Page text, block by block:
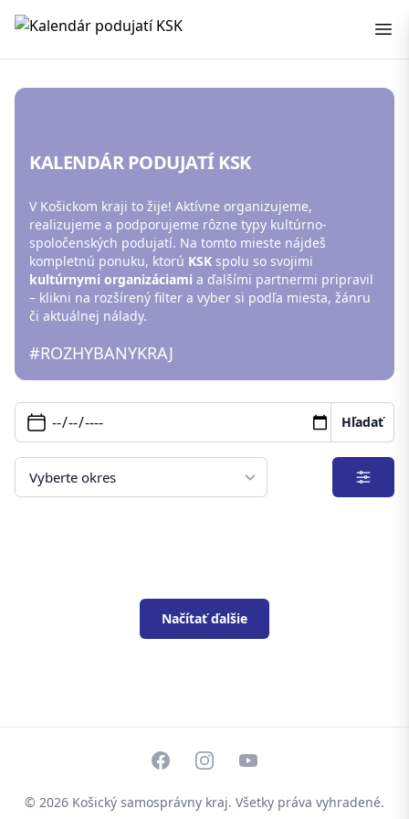
Kalendár podujatí KSK
KALENDÁR PODUJATÍ KSK
V Košickom kraji to žije! Aktívne organizujeme,
realizujeme a podporujeme rôzne typy kultúrno-
spoločenských podujatí. Na tomto mieste nájdeš
kompletnú ponuku, ktorú KSK spolu so svojimi
kultúrnymi organizáciami a ďalšími partnermi pripravil
– klikni na rozšírený filter a vyber si podľa miesta, žánru
či aktuálnej nálady.
#ROZHYBANYKRAJ
Filter
Hľadať
Načítať ďalšie
FacebookInstagramYouTube
© 2026 Košický samosprávny kraj. Všetky práva vyhradené.